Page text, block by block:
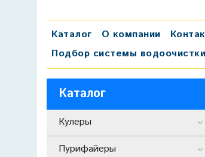
Каталог О компании
Подбор системы
Каталог
Кулеры
Пурифайеры